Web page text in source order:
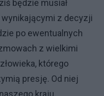
będzie musiał
z decyzji
po ewentualnych
z wielkimi
którego
presję. Od niej
kraju.